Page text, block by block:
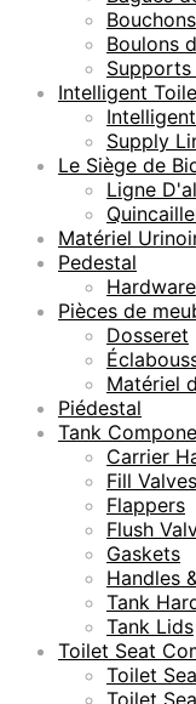
Bouchons
Boulons
Supports
Intelligent
Supply
Le Siège de
Ligne
Matériel
Pedestal
Hardware
Pièces de
Dosseret
Matériel
Piédestal
Tank
Carrier
Fill Valves
Flappers
Flush
Gaskets
Handles
Tank
Tank Lids
Toilet Seat
Toilet
Toilet